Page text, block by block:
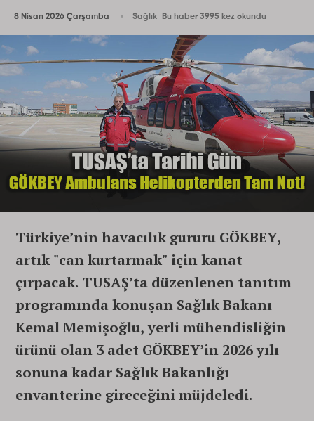
8 Nisan 2026 Çarşamba Sağlık Bu haber 3995 kez okundu
Türkiye’nin havacılık gururu GÖKBEY,
artık "can kurtarmak" için kanat
çırpacak. TUSAŞ’ta düzenlenen tanıtım
programında konuşan Sağlık Bakanı
Kemal Memişoğlu, yerli mühendisliğin
ürünü olan 3 adet GÖKBEY’in 2026 yılı
sonuna kadar Sağlık Bakanlığı
envanterine gireceğini müjdeledi.